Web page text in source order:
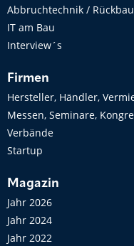
Abbruchtechnik /
IT am Bau
Interview´s
Firmen
Hersteller, Händler,
Messen, Seminare,
Verbände
Startup
Magazin
Jahr 2026
Jahr 2024
Jahr 2022